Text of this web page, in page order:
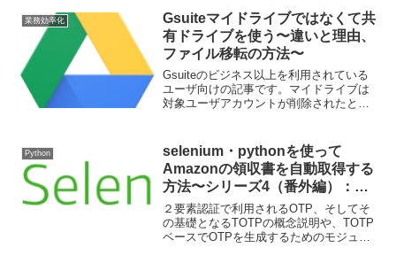
業務効率化
Gsuiteマイドライブではなくて共
有ドライブを使う〜違いと理由、
ファイル移転の方法〜
Gsuiteのビジネス以上を利用されている
ユーザ向けの記事です。マイドライブは
対象ユーザアカウントが削除されたとき
ます。その対策として共有ドライブを利
用していきましょう。
Python
selenium・pythonを使って
Amazonの領収書を自動取得する
方法〜シリーズ4（番外編）：
OTPについての理解を深める〜
２要素認証で利用されるOTP、そしてそ
の基礎となるTOTPの概念説明や、TOTP
ベースでOTPを生成するためのモジュー